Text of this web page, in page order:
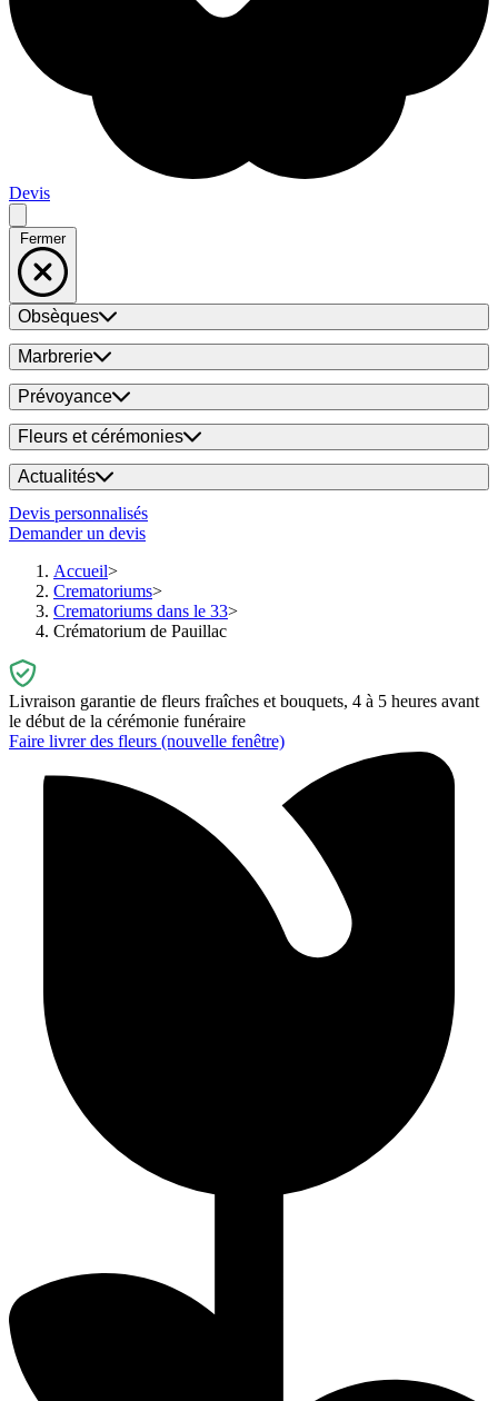
Devis
Fermer
Obsèques
Marbrerie
Prévoyance
Fleurs et cérémonies
Actualités
Devis personnalisés
Demander un devis
Accueil
Crematoriums
Crematoriums dans le 33
Crématorium de Pauillac
Livraison garantie de fleurs fraîches et bouquets, 4 à 5 heures avant
le début de la cérémonie funéraire
Faire livrer des fleurs (nouvelle fenêtre)